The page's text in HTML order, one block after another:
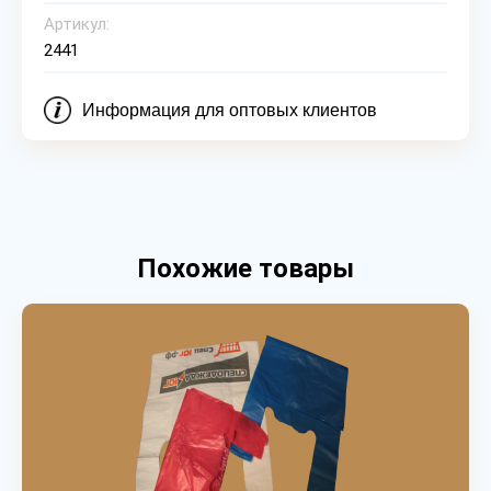
Артикул:
2441
Информация для оптовых клиентов
Похожие товары